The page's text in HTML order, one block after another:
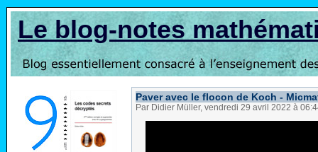
Le blog-notes
Paver avec le flocon de Koch -
Par Didier Müller, vendredi 29 avril 2022 à